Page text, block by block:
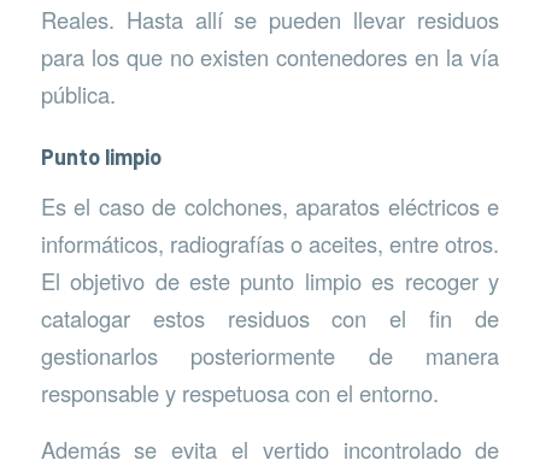
Reales. Hasta allí se pueden llevar residuos
para los que no existen contenedores en la vía
pública.
Punto limpio
Es el caso de colchones, aparatos eléctricos e
informáticos, radiografías o aceites, entre otros.
El objetivo de este punto limpio es recoger y
catalogar estos residuos con el fin de
gestionarlos posteriormente de manera
responsable y respetuosa con el entorno.
Además se evita el vertido incontrolado de